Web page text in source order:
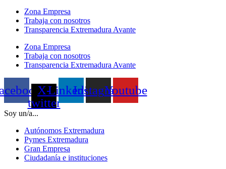
Zona Empresa
Trabaja con nosotros
Transparencia Extremadura Avante
Zona Empresa
Trabaja con nosotros
Transparencia Extremadura Avante
X-
twitter
LinkedinInstagramYoutube
Soy un/a...
Autónomos Extremadura
Pymes Extremadura
Gran Empresa
Ciudadanía e instituciones